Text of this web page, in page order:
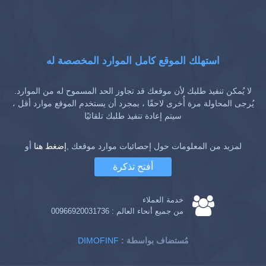
استهلك الموقع كامل الموارد المخصصة له
لا يُمكن تنفيذ طلبك لأن موقعك قد تجاوز الحد المسموح له من الموارد.
يُرجى المحاولة مرة أُخرى لاحقًا ، بمجرد أن يستخدم الموقع موارد أقل ،
سيتم إعادة تنفيذ طلبك تلقائيًا
لمزيد من المعلومات حول إحصائيات موارد موقعك ,إضغط هنا أو
أفتح تذكرة
خدمة العملاء
من جميع أنحاء العالم : 00966920031736
DIMOFINF : مُستضاف بواسطة